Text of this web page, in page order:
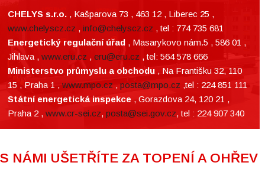
CHELYS s.r.o. , Kašparova 73 , 463 12 , Liberec 25 ,
www.chelyscz.cz ,info@chelyscz.cz , tel : 774 735 681
Energetický regulační úřad , Masarykovo nám.5 , 586 01 ,
Jihlava ,www.eru.cz ,eru@eru.cz , tel: 564 578 666
Ministerstvo průmyslu a obchodu , Na Františku 32, 110
15 , Praha 1 ,www.mpo.cz ,posta@mpo.cz ,tel : 224 851 111
Státní energetická inspekce , Gorazdova 24, 120 21 ,
Praha 2 ,www.cr-sei.cz,posta@sei.gov.cz, tel : 224 907 340
S NÁMI UŠETŘÍTE ZA TOPENÍ A OHŘEV